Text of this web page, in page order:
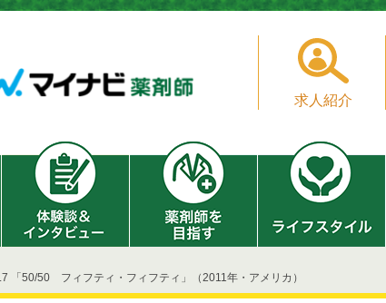
求人紹介
「50/50 フィフティ・フィフティ」（2011年・アメリカ）